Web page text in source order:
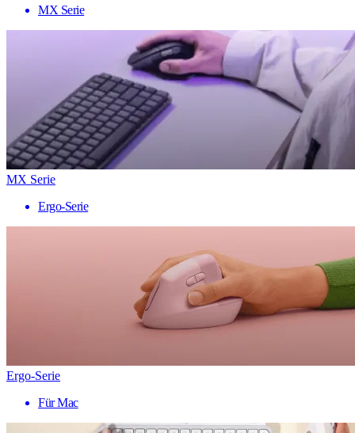
MX Serie
MX Serie
Ergo-Serie
Ergo-Serie
Für Mac